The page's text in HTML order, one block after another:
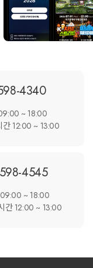
4340
~ 18:00
간 12:00 ~ 13:00
4545
~ 18:00
간 12:00 ~ 13:00